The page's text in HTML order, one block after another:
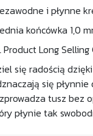
i płynne
końcówka 1,0
Product Long Selling
się radością
się
tusz bez
płynie tak